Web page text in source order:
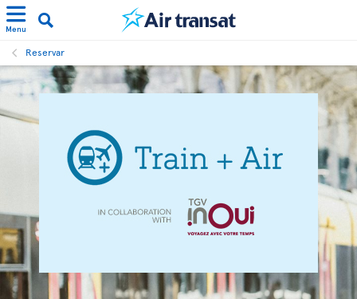
Menu
Reservar